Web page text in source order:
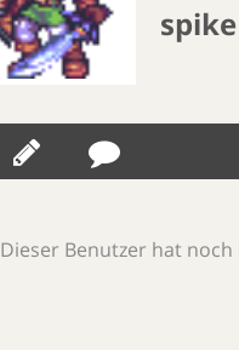
spike
Dieser Benutzer hat